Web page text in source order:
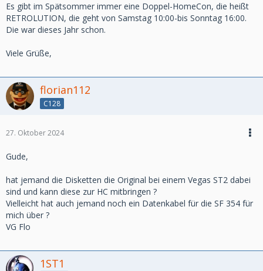
Es gibt im Spätsommer immer eine Doppel-HomeCon, die heißt
RETROLUTION, die geht von Samstag 10:00-bis Sonntag 16:00.
Die war dieses Jahr schon.
Viele Grüße,
florian112
C128
27. Oktober 2024
Gude,
hat jemand die Disketten die Original bei einem Vegas ST2 dabei
sind und kann diese zur HC mitbringen ?
Vielleicht hat auch jemand noch ein Datenkabel für die SF 354 für
mich über ?
VG Flo
1ST1